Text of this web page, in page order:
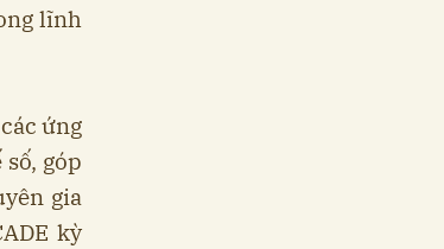
lĩnh
ứng
góp
gia
kỳ